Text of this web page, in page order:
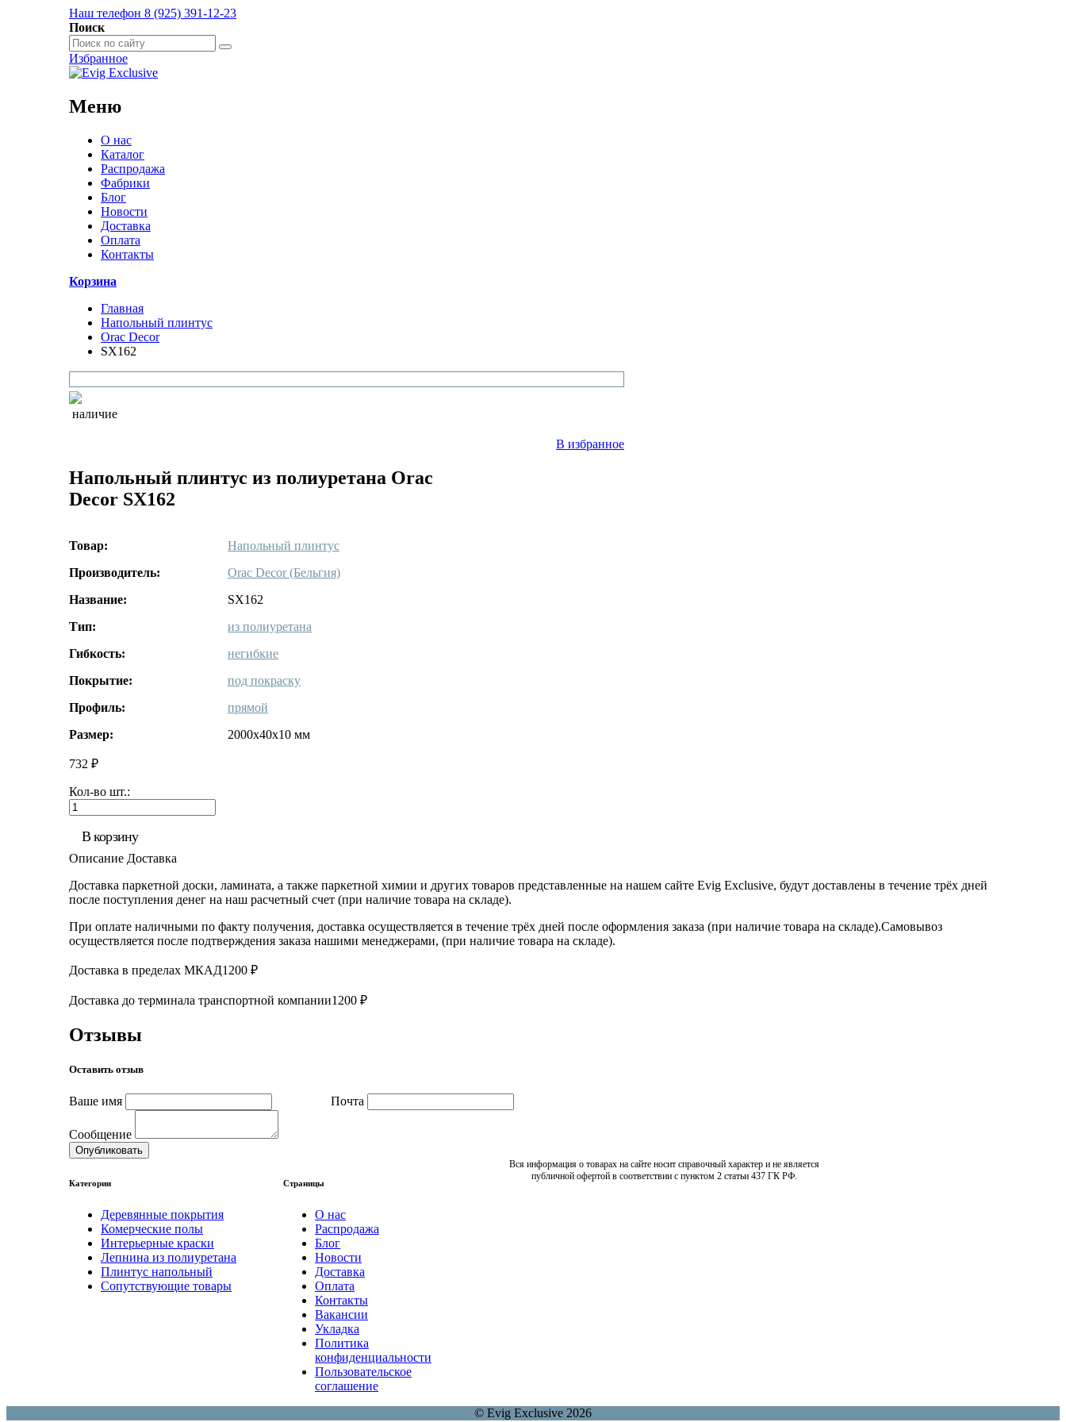
Наш телефон 8 (925) 391-12-23
Поиск
Избранное
Меню
О нас
Каталог
Распродажа
Фабрики
Блог
Новости
Доставка
Оплата
Контакты
Корзина
Главная
Напольный плинтус
Orac Decor
SX162
наличие
В избранное
Напольный плинтус из полиуретана Orac
Decor SX162
Товар:
Производитель:
Название:
Тип:
Гибкость:
Покрытие:
Профиль:
Размер:
Напольный плинтус
Orac Decor (Бельгия)
SX162
из полиуретана
негибкие
под покраску
прямой
2000x40x10 мм
732 ₽
Кол-во шт.:
В корзину
Описание Доставка
Доставка паркетной доски, ламината, а также паркетной химии и других товаров представленные на нашем сайте Evig Exclusive, будут доставлены в течение трёх дней
после поступления денег на наш расчетный счет (при наличие товара на складе).
При оплате наличными по факту получения, доставка осуществляется в течение трёх дней после оформления заказа (при наличие товара на складе).Самовывоз
осуществляется после подтверждения заказа нашими менеджерами, (при наличие товара на складе).
Доставка в пределах МКАД1200 ₽
Доставка до терминала транспортной компании1200 ₽
Отзывы
Оставить отзыв
Ваше имя Почта
Сообщение
Опубликовать
Категории
Деревянные покрытия
Комерческие полы
Интерьерные краски
Лепнина из полиуретана
Плинтус напольный
Сопутствующие товары
Страницы
О нас
Распродажа
Блог
Новости
Доставка
Оплата
Контакты
Вакансии
Укладка
Политика
конфиденциальности
Пользовательское
соглашение
Вся информация о товарах на сайте носит справочный характер и не является
публичной офертой в соответствии с пунктом 2 статьи 437 ГК РФ.
© Evig Exclusive 2026